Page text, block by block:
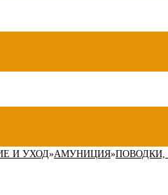
И УХОД»АМУНИЦИЯ»ПОВОДКИ,